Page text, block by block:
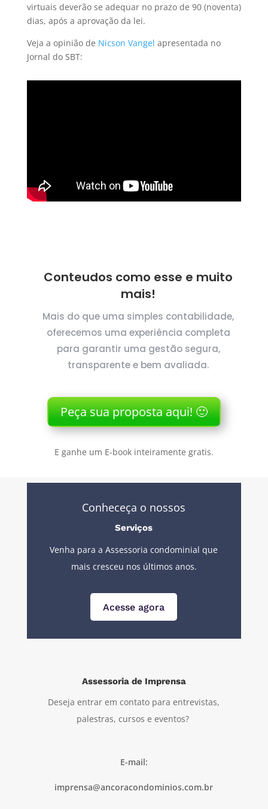
virtuais deverão se adequar no prazo de 90 (noventa)
dias, após a aprovação da lei.
Veja a opinião de Nicson Vangel apresentada no
Jornal do SBT:
Conteudos como esse e muito
mais!
Mais do que uma simples contabilidade,
oferecemos uma experiência completa
para garantir uma gestão segura,
transparente e bem avaliada.
Peça sua proposta aqui! 🙂
E ganhe um E-book inteiramente gratis.
Conheceça o nossos
Serviços
Venha para a Assessoria condominial que
mais cresceu nos últimos anos.
Acesse agora
Assessoria de Imprensa
Deseja entrar em contato para entrevistas,
palestras, cursos e eventos?
E-mail:
imprensa@ancoracondominios.com.br